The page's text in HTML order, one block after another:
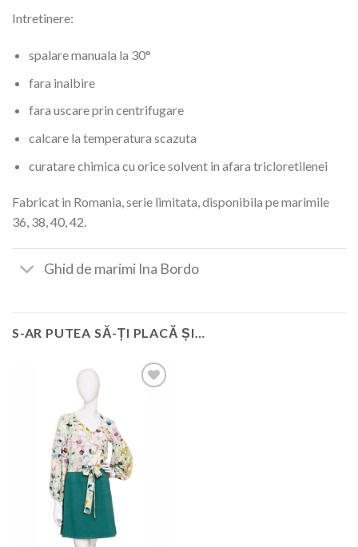
Intretinere:
spalare manuala la 30°
fara inalbire
fara uscare prin centrifugare
calcare la temperatura scazuta
curatare chimica cu orice solvent in afara tricloretilenei
Fabricat in Romania, serie limitata, disponibila pe marimile
36, 38, 40, 42.
Ghid de marimi Ina Bordo
S-AR PUTEA SĂ-ȚI PLACĂ ȘI…